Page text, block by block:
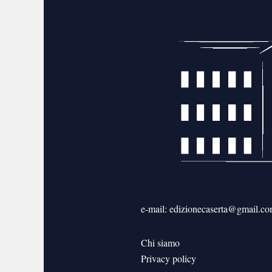
e-mail:
Chi siamo
Privacy policy